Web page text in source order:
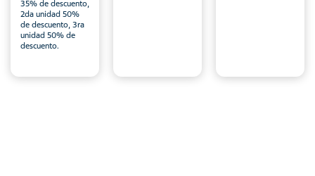
35% de descuento,
2da unidad 50%
de descuento, 3ra
unidad 50% de
descuento.